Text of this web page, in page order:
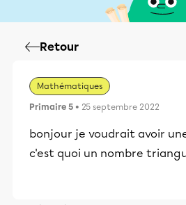
Retour
Mathématiques
Primaire 5 • 25 septembre 2022
bonjour je voudrait avoir
c'est quoi un nombre